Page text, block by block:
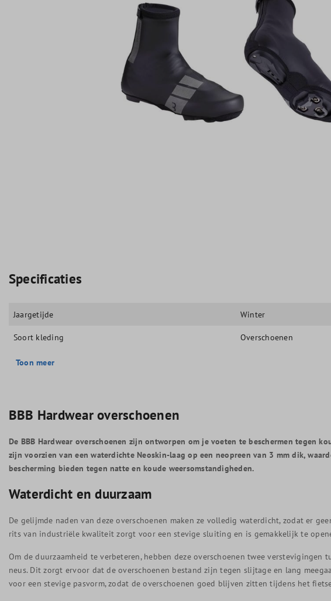
Specificaties
Jaargetijde Winter
Soort kleding Overschoenen
Toon meer
BBB Hardwear overschoenen
De BBB Hardwear overschoenen zijn ontworpen om je voeten te beschermen tegen
zijn voorzien van een waterdichte Neoskin-laag op een neopreen van 3 mm dik,
bescherming bieden tegen natte en koude weersomstandigheden.
Waterdicht en duurzaam
De gelijmde naden van deze overschoenen maken ze volledig waterdicht, zodat er
rits van industriële kwaliteit zorgt voor een stevige sluiting en is gemakkelijk te
Om de duurzaamheid te verbeteren, hebben deze overschoenen twee verstevigingen
neus. Dit zorgt ervoor dat de overschoenen bestand zijn tegen slijtage en lang
voor een stevige pasvorm, zodat de overschoenen goed blijven zitten tijdens het